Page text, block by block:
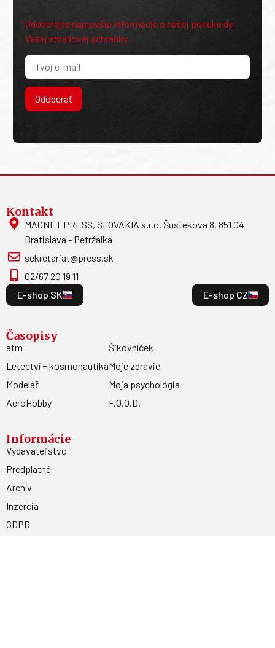
Odoberajte najnovšie informácie o našej ponuke do
Vašej emailovej schránky.
Odoberať
Kontakt
MAGNET PRESS, SLOVAKIA s.r.o. Šustekova 8, 851 04
Bratislava - Petržalka
sekretariat@press.sk
02/67 20 19 11
E-shop SK
E-shop CZ
Časopisy
atm
Letectví + kosmonautika
Modelář
AeroHobby
Šikovníček
Moje zdravie
Moja psychológia
F.O.O.D.
Informácie
Vydavateľstvo
Predplatné
Archív
Inzercia
GDPR